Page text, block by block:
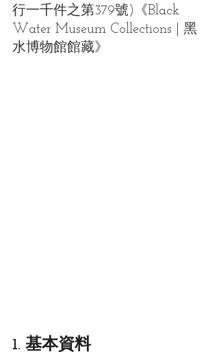
行一千件之第379號)《Black
Water Museum Collections | 黑
水博物館館藏》
1. 基本資料